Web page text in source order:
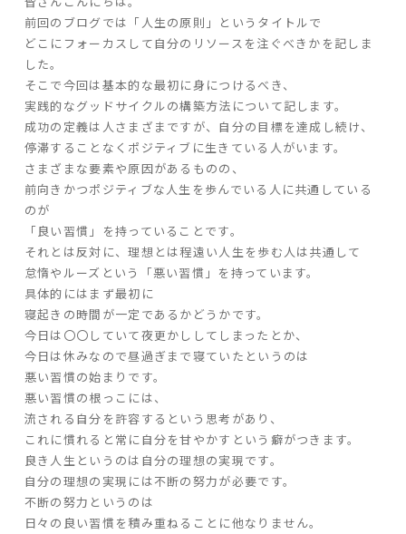
ARS HOMEとは
- ARS WAY
- 設計コンセプト
- 商品コンセプト
デザイン
- 空間デザイン
- 内観デザイン
- 生活デザイン
- 外構デザイン
性能
- 高断熱性能
- 高耐震性能
- 高耐久性能
- 保証
家づくりの流れ
よくあるご質問
企業情報
採用情報
前回のブログでは「人生の原則」というタイトルで
どこにフォーカスして自分のリソースを注ぐべきかを記しま
した。
そこで今回は基本的な最初に身につけるべき、
実践的なグッドサイクルの構築方法について記します。
成功の定義は人さまざまですが、自分の目標を達成し続け、
停滞することなくポジティブに生きている人がいます。
さまざまな要素や原因があるものの、
前向きかつポジティブな人生を歩んでいる人に共通している
のが
「良い習慣」を持っていることです。
それとは反対に、理想とは程遠い人生を歩む人は共通して
怠惰やルーズという「悪い習慣」を持っています。
具体的にはまず最初に
寝起きの時間が一定であるかどうかです。
今日は〇〇していて夜更かししてしまったとか、
今日は休みなので昼過ぎまで寝ていたというのは
悪い習慣の始まりです。
悪い習慣の根っこには、
流される自分を許容するという思考があり、
これに慣れると常に自分を甘やかすという癖がつきます。
良き人生というのは自分の理想の実現です。
自分の理想の実現には不断の努力が必要です。
不断の努力というのは
日々の良い習慣を積み重ねることに他なりません。